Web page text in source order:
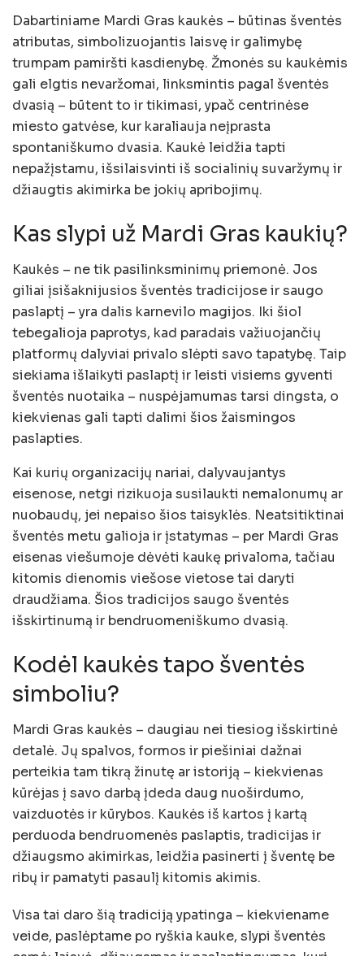
Dabartiniame Mardi Gras kaukės – būtinas šventės
atributas, simbolizuojantis laisvę ir galimybę
trumpam pamiršti kasdienybę. Žmonės su kaukėmis
gali elgtis nevaržomai, linksmintis pagal šventės
dvasią – būtent to ir tikimasi, ypač centrinėse
miesto gatvėse, kur karaliauja neįprasta
spontaniškumo dvasia. Kaukė leidžia tapti
nepažįstamu, išsilaisvinti iš socialinių suvaržymų ir
džiaugtis akimirka be jokių apribojimų.
Kas slypi už Mardi Gras kaukių?
Kaukės – ne tik pasilinksminimų priemonė. Jos
giliai įsišaknijusios šventės tradicijose ir saugo
paslaptį – yra dalis karnevilo magijos. Iki šiol
tebegalioja paprotys, kad paradais važiuojančių
platformų dalyviai privalo slėpti savo tapatybę. Taip
siekiama išlaikyti paslaptį ir leisti visiems gyventi
šventės nuotaika – nuspėjamumas tarsi dingsta, o
kiekvienas gali tapti dalimi šios žaismingos
paslapties.
Kai kurių organizacijų nariai, dalyvaujantys
eisenose, netgi rizikuoja susilaukti nemalonumų ar
nuobaudų, jei nepaiso šios taisyklės. Neatsitiktinai
šventės metu galioja ir įstatymas – per Mardi Gras
eisenas viešumoje dėvėti kaukę privaloma, tačiau
kitomis dienomis viešose vietose tai daryti
draudžiama. Šios tradicijos saugo šventės
išskirtinumą ir bendruomeniškumo dvasią.
Kodėl kaukės tapo šventės
simboliu?
Mardi Gras kaukės – daugiau nei tiesiog išskirtinė
detalė. Jų spalvos, formos ir piešiniai dažnai
perteikia tam tikrą žinutę ar istoriją – kiekvienas
kūrėjas į savo darbą įdeda daug nuoširdumo,
vaizduotės ir kūrybos. Kaukės iš kartos į kartą
perduoda bendruomenės paslaptis, tradicijas ir
džiaugsmo akimirkas, leidžia pasinerti į šventę be
ribų ir pamatyti pasaulį kitomis akimis.
Visa tai daro šią tradiciją ypatinga – kiekviename
veide, paslėptame po ryškia kauke, slypi šventės